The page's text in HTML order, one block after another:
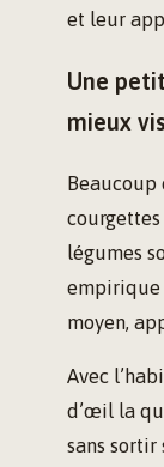
et leur
Une
mieux
Beaucoup
légumes
empirique
moyen,
Avec
d’œil la
sans